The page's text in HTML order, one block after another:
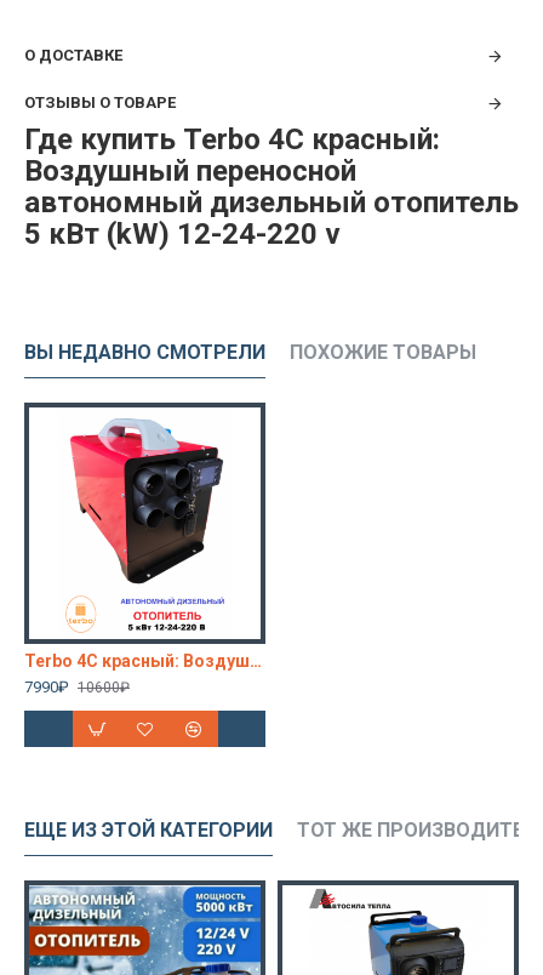
О ДОСТАВКЕ
ОТЗЫВЫ О ТОВАРЕ
Где купить Terbo 4С красный:
Воздушный переносной
автономный дизельный отопитель
5 кВт (kW) 12-24-220 v
ВЫ НЕДАВНО СМОТРЕЛИ ПОХОЖИЕ ТОВАРЫ
Terbo 4С красный: Воздушный переносной автономный дизельный отопитель 5 кВт (kW) 12-24-220 v
7990₽ 10600₽
ЕЩЕ ИЗ ЭТОЙ КАТЕГОРИИ ТОТ ЖЕ